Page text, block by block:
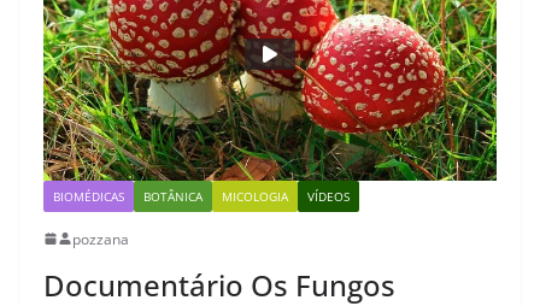
BIOMÉDICAS BOTÂNICA MICOLOGIA VÍDEOS
pozzana
Documentário Os Fungos